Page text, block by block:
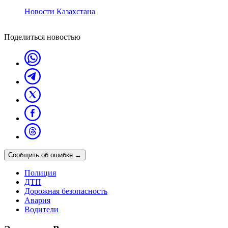
Новости Казахстана
Поделиться новостью
Сообщить об ошибке →
Полиция
ДТП
Дорожная безопасность
Авария
Водители